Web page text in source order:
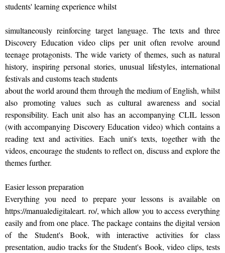
students' learning experience whilst
simultaneously reinforcing target language. The texts and three
Discovery Education video clips per unit often revolve around
teenage protagonists. The wide variety of themes, such as natural
history, inspiring personal stories, unusual lifestyles, international
festivals and customs teach students
about the world around them through the medium of English, whilst
also promoting values such as cultural awareness and social
responsibility. Each unit also has an accompanying CLIL lesson
(with accompanying Discovery Education video) which contains a
reading text and activities. Each unit's texts, together with the
videos, encourage the students to reflect on, discuss and explore the
themes further.
Easier lesson preparation
Everything you need to prepare your lessons is available on
https://manualedigitaleart. ro/, which allow you to access everything
easily and from one place. The package contains the digital version
of the Student's Book, with interactive activities for class
presentation, audio tracks for the Student's Book, video clips, tests